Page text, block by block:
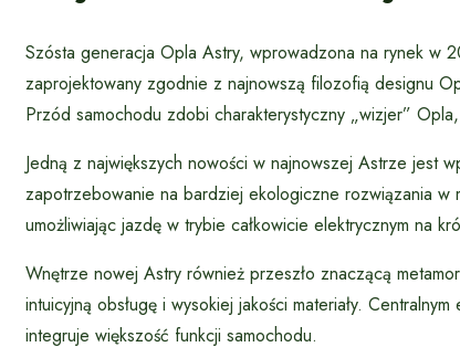
Szósta generacja Opla Astry, wprowadzona na rynek w
zaprojektowany zgodnie z najnowszą filozofią designu
Przód samochodu zdobi charakterystyczny „wizjer”
Jedną z największych nowości w najnowszej Astrze jest
zapotrzebowanie na bardziej ekologiczne rozwiązania w
umożliwiając jazdę w trybie całkowicie elektrycznym na
Wnętrze nowej Astry również przeszło znaczącą
intuicyjną obsługę i wysokiej jakości materiały.
integruje większość funkcji samochodu.